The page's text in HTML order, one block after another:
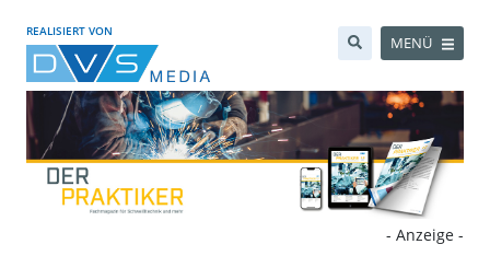
REALISIERT VON
MENÜ
- Anzeige -